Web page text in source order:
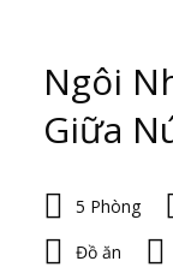
Ngôi
Giữa
5 Phòng
Đồ ăn